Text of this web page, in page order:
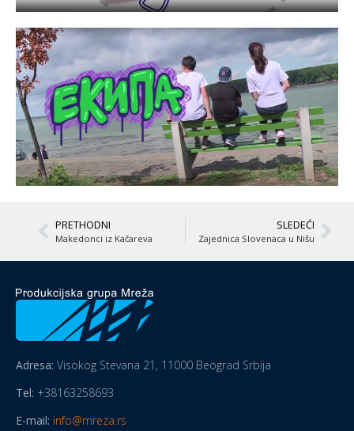
PRETHODNI
Makedonci iz Kačareva
SLEDEĆI
Zajednica Slovenaca u Nišu
Adresa: Visokog Stevana 21, 11000 Beograd Srbija
Tel: +38163258693
E-mail: info@mreza.rs